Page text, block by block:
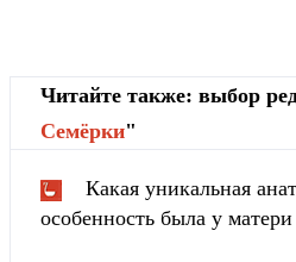
Читайте также: выбор
Cемёрки"
Какая уникальная
особенность была у